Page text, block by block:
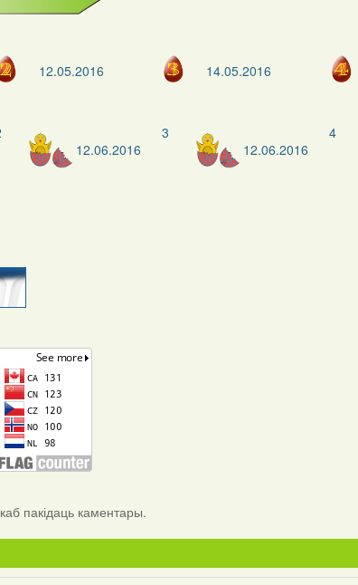
12.05.2016 14.05.2016
12.06.2016
3
12.06.2016
4
каб пакідаць каментары.